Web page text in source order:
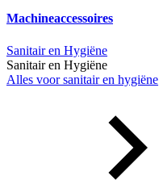
Machineaccessoires
Sanitair en Hygiëne
Sanitair en Hygiëne
Alles voor sanitair en hygiëne